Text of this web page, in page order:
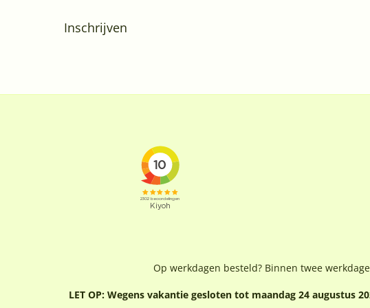
Inschrijven
Op werkdagen besteld? Binnen twee
LET OP: Wegens vakantie gesloten tot maandag 24 augustus